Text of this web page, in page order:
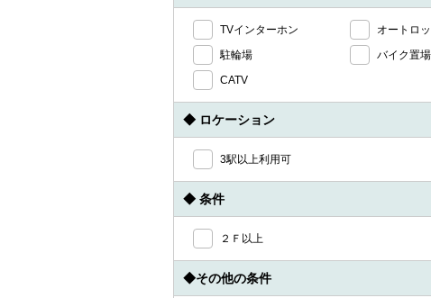
TVインターホン オートロ
駐輪場
バイク置場
CATV
◆ ロケーション
3駅以上利用可
◆ 条件
２Ｆ以上
◆その他の条件